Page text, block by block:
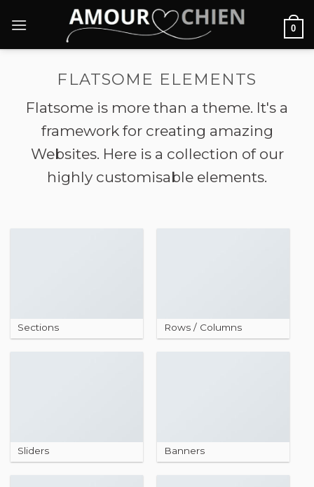
au
0
FLATSOME ELEMENTS
Flatsome is more than a theme. It's a
framework for creating amazing
Websites. Here is a collection of our
highly customisable elements.
Sections Rows / Columns
Sliders Banners